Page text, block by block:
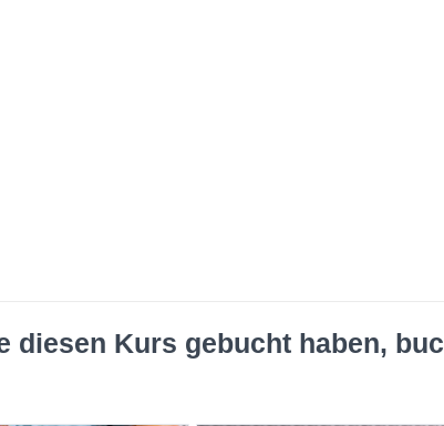
diesen Kurs gebucht haben,